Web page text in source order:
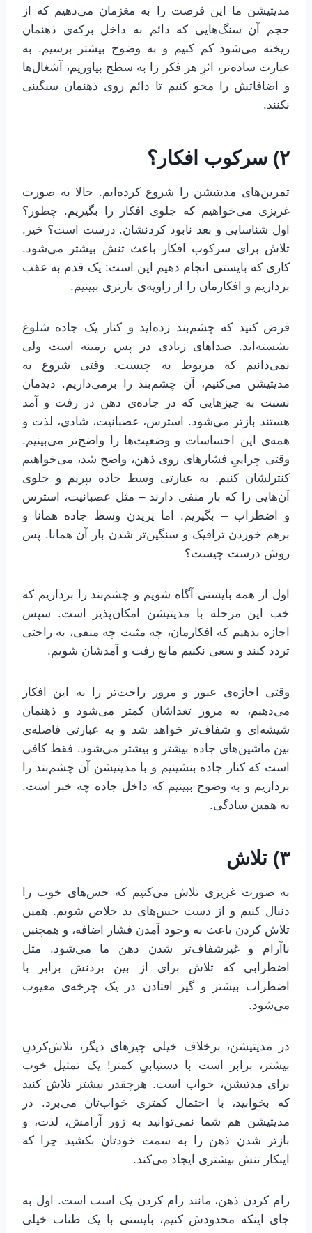
مدیتیشن ما این فرصت را به مغزمان می‌دهیم که از
حجم آن سنگ‌هایی که دائم به داخل برکه‌ی ذهنمان
ریخته می‌شود کم کنیم و به وضوح بیشتر برسیم. به
عبارت ساده‌تر، اثرِ هر فکر را به سطح بیاوریم، آشغال‌ها
و اضافاتش را محو کنیم تا دائم روی ذهنمان سنگینی
نکنند.
۲) سرکوب افکار؟
تمرین‌های مدیتیشن را شروع کرده‌ایم. حالا به صورت
غریزی می‌خواهیم که جلوی افکار را بگیریم. چطور؟
اول شناسایی و بعد نابود کردنشان. درست است؟ خیر.
تلاش برای سرکوب افکار باعث تنش بیشتر می‌شود.
کاری که بایستی انجام دهیم این است: یک قدم به عقب
برداریم و افکارمان را از زاویه‌ی بازتری ببینیم.
فرض کنید که چشم‌بند زده‌اید و کنار یک جاده شلوغ
نشسته‌اید. صداهای زیادی در پس زمینه است ولی
نمی‌دانیم که مربوط به چیست. وقتی شروع به
مدیتیشن می‌کنیم، آن چشم‌بند را برمی‌داریم. دیدمان
نسبت به چیزهایی که در جاده‌ی ذهن در رفت و آمد
هستند بازتر می‌شود. استرس، عصبانیت، شادی، لذت و
همه‌ی این احساسات و وضعیت‌ها را واضح‌تر می‌بینیم.
وقتی چراییِ فشارهای روی ذهن، واضح شد، می‌خواهیم
کنترلشان کنیم. به عبارتی وسط جاده بپریم و جلوی
آن‌هایی را که بار منفی دارند – مثل عصبانیت، استرس
و اضطراب – بگیریم. اما پریدن وسط جاده همانا و
برهم خوردن ترافیک و سنگین‌تر شدن بار آن همانا. پس
روش درست چیست؟
اول از همه بایستی آگاه شویم و چشم‌بند را برداریم که
خب این مرحله با مدیتیشن امکان‌پذیر است. سپس
اجازه بدهیم که افکارمان، چه مثبت چه منفی، به راحتی
تردد کنند و سعی نکنیم مانع رفت و آمدشان شویم.
وقتی اجازه‌ی عبور و مرور راحت‌تر را به این افکار
می‌دهیم، به مرور تعداشان کمتر می‌شود و ذهنمان
شیشه‌ای و شفاف‌تر خواهد شد و به عبارتی فاصله‌ی
بین ماشین‌های جاده بیشتر و بیشتر می‌شود. فقط کافی
است که کنار جاده بنشینیم و با مدیتیشن آن چشم‌بند را
برداریم و به وضوح ببینیم که داخل جاده چه خبر است.
به همین سادگی.
۳) تلاش
به صورت غریزی تلاش می‌کنیم که حس‌های خوب را
دنبال کنیم و از دست حس‌های بد خلاص شویم. همین
تلاش کردن باعث به وجود آمدن فشار اضافه، و همچنین
ناآرام و غیرشفاف‌تر شدن ذهن ما می‌شود. مثل
اضطرابی که تلاش برای از بین بردنش برابر با
اضطراب بیشتر و گیر افتادن در یک چرخه‌ی معیوب
می‌شود.
در مدیتیشن، برخلاف خیلی چیزهای دیگر، تلاش‌کردنِ
بیشتر، برابر است با دستیابیِ کمتر! یک تمثیل خوب
برای مدتیشن، خواب است. هرچقدر بیشتر تلاش کنید
که بخوابید، با احتمال کمتری خواب‌تان می‌برد. در
مدیتیشن هم شما نمی‌توانید به زور آرامش، لذت، و
بازتر شدن ذهن را به سمت خودتان بکشید چرا که
اینکار تنش بیشتری ایجاد می‌کند.
رام کردن ذهن، مانند رام کردن یک اسب است. اول به
جای اینکه محدودش کنیم، بایستی با یک طناب خیلی